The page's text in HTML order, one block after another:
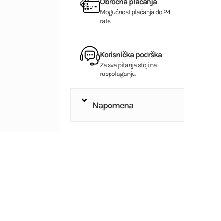
Mogućnost plaćanja do 24
rate.
Korisnička podrška
Za sva pitanja stoji na
raspolaganju.
Napomena